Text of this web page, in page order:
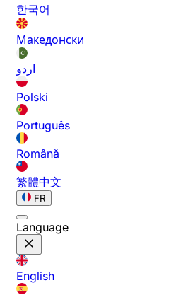
한국어
Македонски
اردو
Polski
Português
Română
繁體中文
FR
Language
English